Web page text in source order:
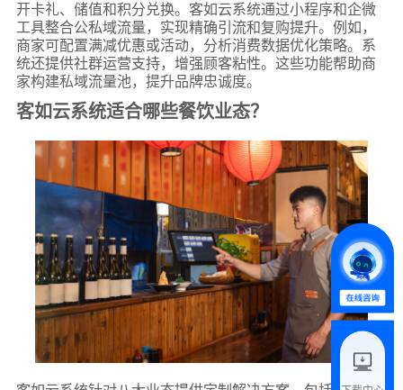
开卡礼、储值和积分兑换。客如云系统通过小程序和企微
工具整合公私域流量，实现精确引流和复购提升。例如，
商家可配置满减优惠或活动，分析消费数据优化策略。系
统还提供社群运营支持，增强顾客粘性。这些功能帮助商
家构建私域流量池，提升品牌忠诚度。
客如云系统适合哪些餐饮业态？
*联系方式
+86
所属业态
我的姓名
附加留言